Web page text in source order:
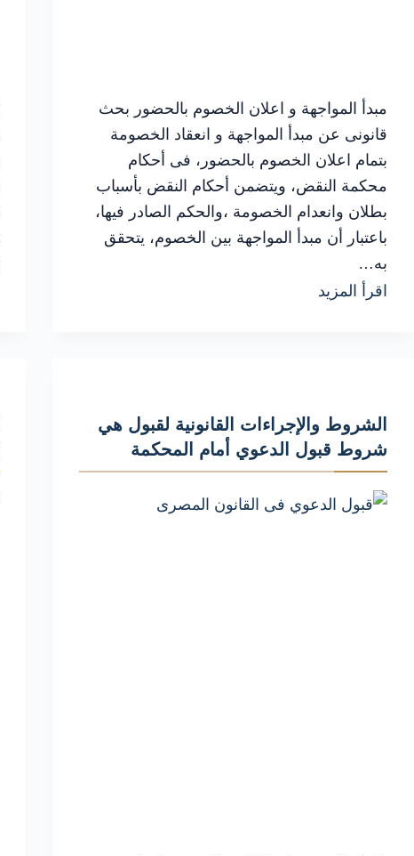
مبدأ المواجهة و اعلان الخصوم بالحضور بحث
قانونى عن مبدأ المواجهة و انعقاد الخصومة
بتمام اعلان الخصوم بالحضور، فى أحكام
محكمة النقض، ويتضمن أحكام النقض بأسباب
بطلان وانعدام الخصومة ،والحكم الصادر فيها،
باعتبار أن مبدأ المواجهة بين الخصوم، يتحقق
به…
اقرأ المزيد
انعقاد
الخصومة
الأخطاء
الشروط والإجراءات القانونية لقبول هي
شروط قبول الدعوي أمام المحكمة